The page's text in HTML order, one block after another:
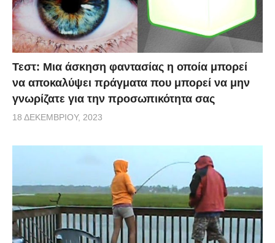
Τεστ: Μια άσκηση φαντασίας η οποία μπορεί
να αποκαλύψει πράγματα που μπορεί να μην
γνωρίζατε για την προσωπικότητα σας
18 ΔΕΚΕΜΒΡΊΟΥ, 2023